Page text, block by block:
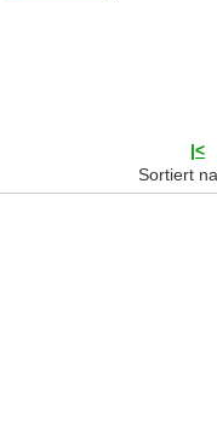
|<
Sortiert